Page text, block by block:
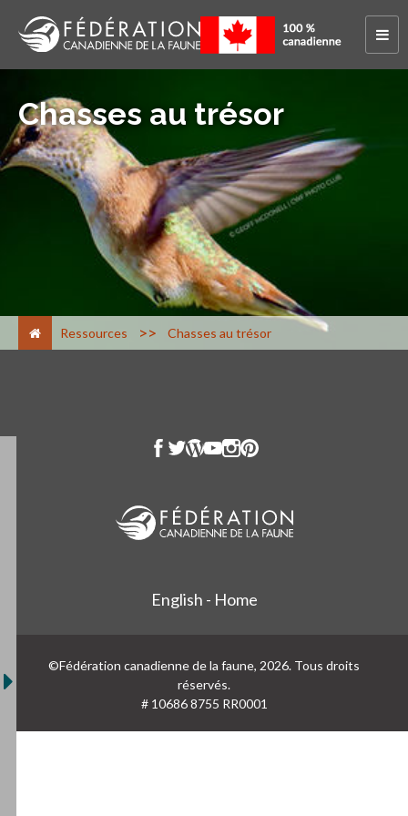
Chasses au trésor
Ressources > Chasses au trésor
English - Home
©Fédération canadienne de la faune, 2026. Tous droits
réservés.
# 10686 8755 RR0001